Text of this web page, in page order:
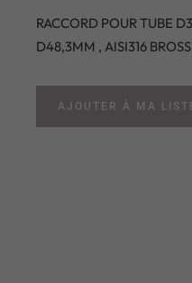
RACCORD POUR TUBE
D48,3MM , AISI316
AJOUTER À MA